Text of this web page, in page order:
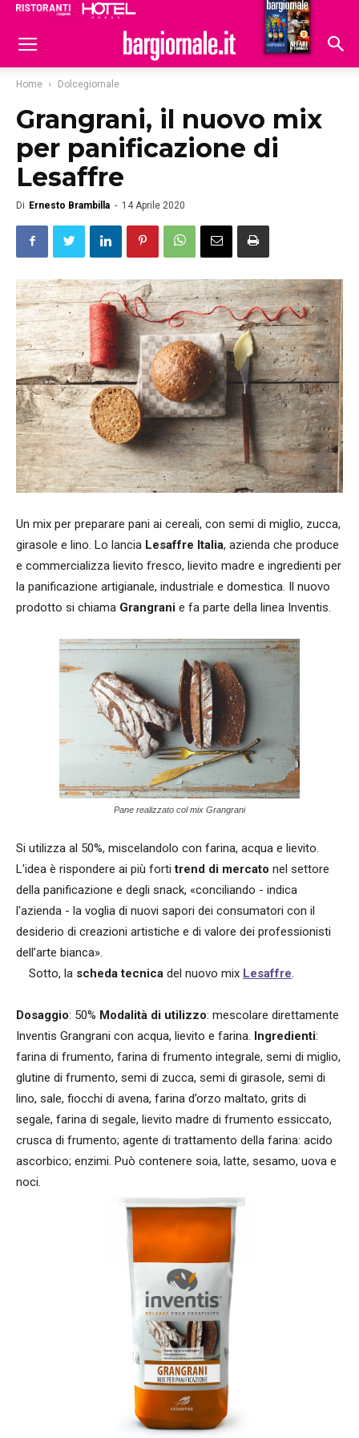
Hoteldomani
Home Dolcegiornale
Grangrani, il nuovo mix
per panificazione di
Lesaffre
Di Ernesto Brambilla - 14 Aprile 2020
Un mix per preparare pani ai cereali, con semi di miglio, zucca,
girasole e lino. Lo lancia Lesaffre Italia, azienda che produce
e commercializza lievito fresco, lievito madre e ingredienti per
la panificazione artigianale, industriale e domestica. Il nuovo
prodotto si chiama Grangrani e fa parte della linea Inventis.
Pane realizzato col mix Grangrani
Si utilizza al 50%, miscelandolo con farina, acqua e lievito.
L'idea è rispondere ai più fortitrend di mercato nel settore
della panificazione e degli snack, «conciliando - indica
l'azienda - la voglia di nuovi sapori dei consumatori con il
desiderio di creazioni artistiche e di valore dei professionisti
dell’arte bianca».
Sotto, la scheda tecnica del nuovo mix Lesaffre.
Dosaggio: 50% Modalità di utilizzo: mescolare direttamente
Inventis Grangrani con acqua, lievito e farina. Ingredienti:
farina di frumento, farina di frumento integrale, semi di miglio,
glutine di frumento, semi di zucca, semi di girasole, semi di
lino, sale, fiocchi di avena, farina d’orzo maltato, grits di
segale, farina di segale, lievito madre di frumento essiccato,
crusca di frumento; agente di trattamento della farina: acido
ascorbico; enzimi. Può contenere soia, latte, sesamo, uova e
noci.